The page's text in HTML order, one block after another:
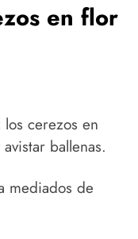
en flor
cerezos en
ballenas.
mediados de